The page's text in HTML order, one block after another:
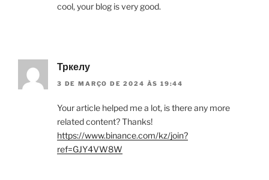
cool, your blog is very good.
Тркелу
3 DE MARÇO DE 2024 ÀS 19:44
Your article helped me a lot, is there any more
related content? Thanks!
https://www.binance.com/kz/join?
ref=GJY4VW8W